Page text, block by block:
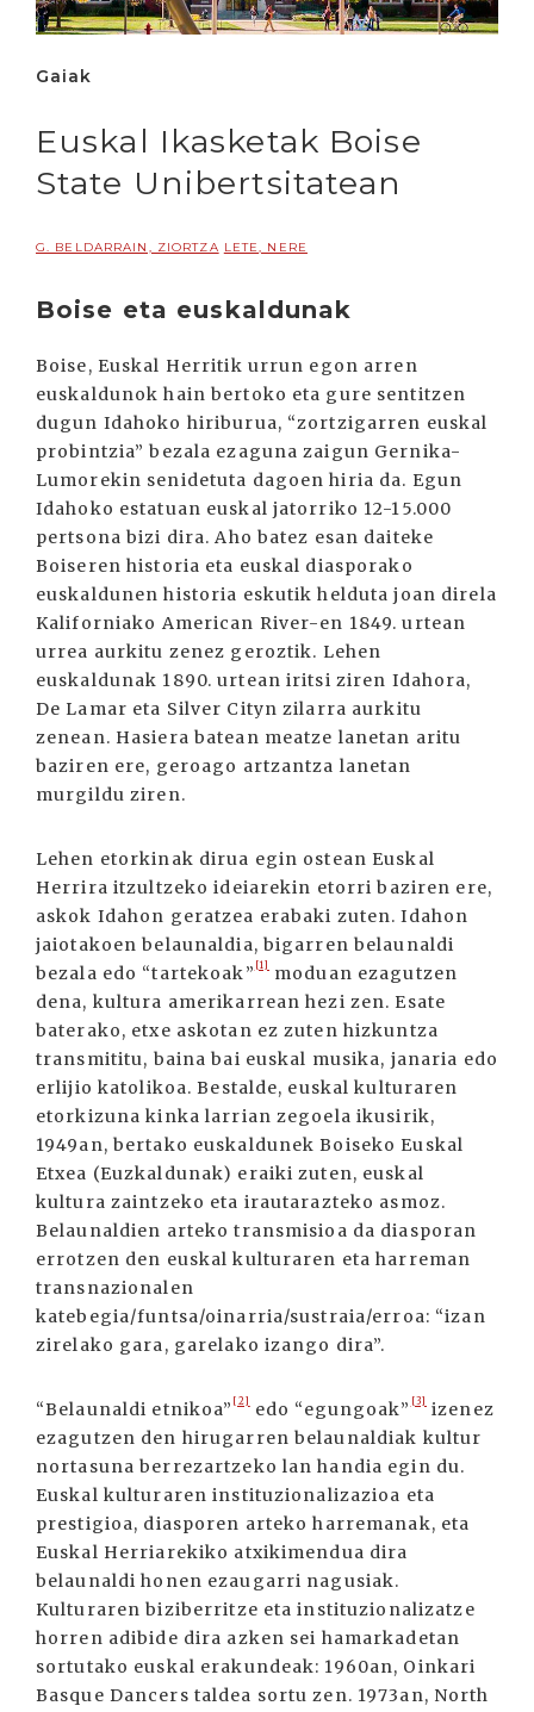
Gaiak
Euskal Ikasketak Boise
State Unibertsitatean
G. BELDARRAIN, ZIORTZA LETE, NERE
Boise eta euskaldunak
Boise, Euskal Herritik urrun egon arren
euskaldunok hain bertoko eta gure sentitzen
dugun Idahoko hiriburua, “zortzigarren euskal
probintzia” bezala ezaguna zaigun Gernika-
Lumorekin senidetuta dagoen hiria da. Egun
Idahoko estatuan euskal jatorriko 12-15.000
pertsona bizi dira. Aho batez esan daiteke
Boiseren historia eta euskal diasporako
euskaldunen historia eskutik helduta joan direla
Kaliforniako American River-en 1849. urtean
urrea aurkitu zenez geroztik. Lehen
euskaldunak 1890. urtean iritsi ziren Idahora,
De Lamar eta Silver Cityn zilarra aurkitu
zenean. Hasiera batean meatze lanetan aritu
baziren ere, geroago artzantza lanetan
murgildu ziren.
Lehen etorkinak dirua egin ostean Euskal
Herrira itzultzeko ideiarekin etorri baziren ere,
askok Idahon geratzea erabaki zuten. Idahon
jaiotakoen belaunaldia, bigarren belaunaldi
bezala edo “tartekoak” [1]
moduan ezagutzen
dena, kultura amerikarrean hezi zen. Esate
baterako, etxe askotan ez zuten hizkuntza
transmititu, baina bai euskal musika, janaria edo
erlijio katolikoa. Bestalde, euskal kulturaren
etorkizuna kinka larrian zegoela ikusirik,
1949an, bertako euskaldunek Boiseko Euskal
Etxea (Euzkaldunak) eraiki zuten, euskal
kultura zaintzeko eta irautarazteko asmoz.
Belaunaldien arteko transmisioa da diasporan
errotzen den euskal kulturaren eta harreman
transnazionalen
katebegia/funtsa/oinarria/sustraia/erroa: “izan
zirelako gara, garelako izango dira”.
“Belaunaldi etnikoa” [2] edo “egungoak” [3] izenez
ezagutzen den hirugarren belaunaldiak kultur
nortasuna berrezartzeko lan handia egin du.
Euskal kulturaren instituzionalizazioa eta
prestigioa, diasporen arteko harremanak, eta
Euskal Herriarekiko atxikimendua dira
belaunaldi honen ezaugarri nagusiak.
Kulturaren biziberritze eta instituzionalizatze
horren adibide dira azken sei hamarkadetan
sortutako euskal erakundeak: 1960an, Oinkari
Basque Dancers taldea sortu zen. 1973an, North